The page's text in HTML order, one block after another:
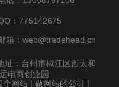
：775142675
箱：web@tradehead.cn
：台州市椒江区西太和
电商创业园
个网站| 做网站的公司 |